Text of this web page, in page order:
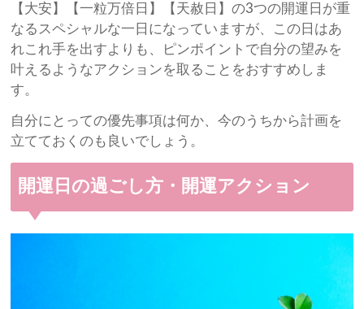
【大安】【一粒万倍日】【天赦日】の3つの開運日が重
なるスペシャルな一日になっていますが、この日はあ
れこれ手を出すよりも、ピンポイントで自分の望みを
叶えるようなアクションを取ることをおすすめしま
す。
自分にとっての優先事項は何か、今のうちから計画を
立てておくのも良いでしょう。
開運日の過ごし方・開運アクション